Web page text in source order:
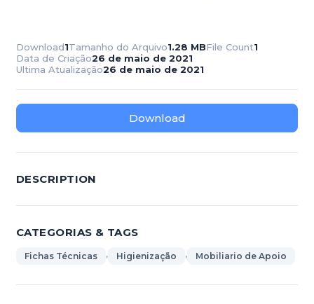
Download1Tamanho do Arquivo1.28 MBFile Count1
Data de Criação26 de maio de 2021
Ultima Atualização26 de maio de 2021
Download
DESCRIPTION
CATEGORIAS & TAGS
Fichas Técnicas , Higienização , Mobiliario de Apoio